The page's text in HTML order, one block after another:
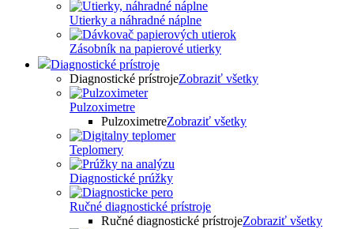
Utierky a náhradné náplne
Zásobník na papierové utierky
Diagnostické prístroje
Diagnostické prístrojeZobraziť všetky
Pulzoximetre
PulzoximetreZobraziť všetky
Teplomery
Diagnostické prúžky
Ručné diagnostické prístroje
Ručné diagnostické prístrojeZobraziť všetky